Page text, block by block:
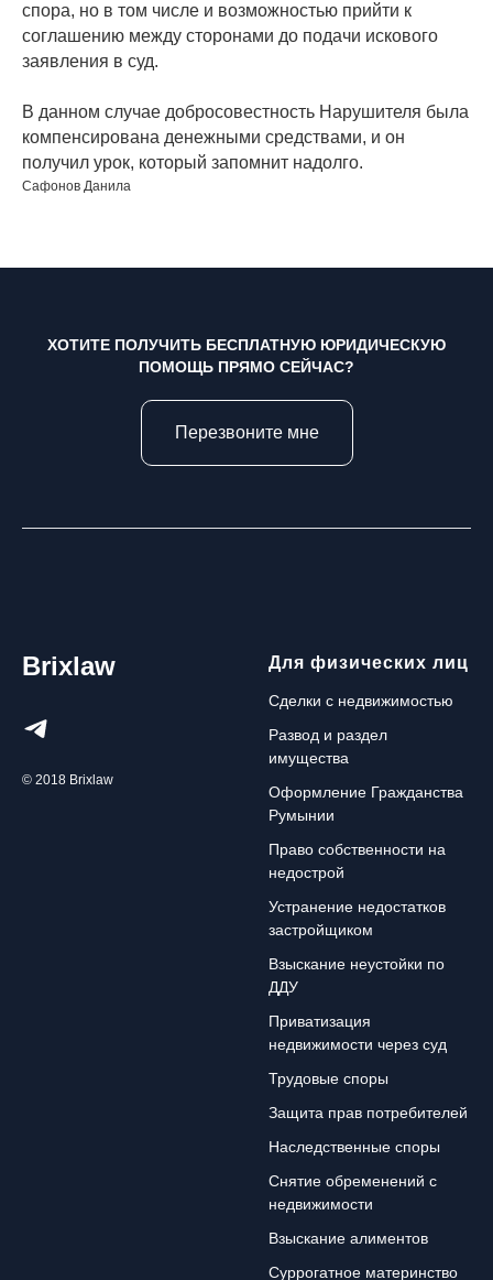
спора, но в том числе и возможностью прийти к
соглашению между сторонами до подачи искового
заявления в суд.
В данном случае добросовестность Нарушителя была
компенсирована денежными средствами, и он
получил урок, который запомнит надолго.
Сафонов Данила
ХОТИТЕ ПОЛУЧИТЬ БЕСПЛАТНУЮ ЮРИДИЧЕСКУЮ
ПОМОЩЬ ПРЯМО СЕЙЧАС?
Перезвоните мне
Brixlaw
© 2018 Brixlaw
Для физических лиц
Сделки с недвижимостью
Развод и раздел
имущества
Оформление Гражданства
Румынии
Право собственности на
недострой
Устранение недостатков
застройщиком
Взыскание неустойки по
ДДУ
Приватизация
недвижимости через суд
Трудовые споры
Защита прав потребителей
Наследственные споры
Снятие обременений с
недвижимости
Взыскание алиментов
Суррогатное материнство